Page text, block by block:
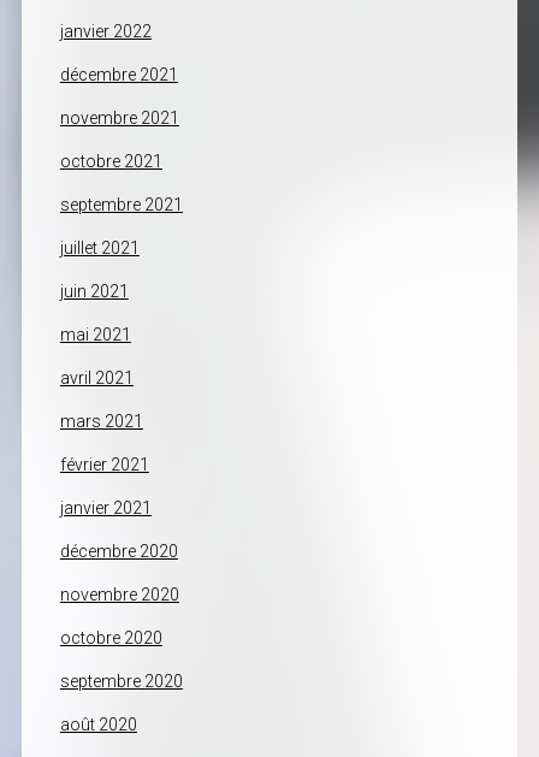
janvier 2022
décembre 2021
novembre 2021
octobre 2021
septembre 2021
juillet 2021
juin 2021
mai 2021
avril 2021
mars 2021
février 2021
janvier 2021
décembre 2020
novembre 2020
octobre 2020
septembre 2020
août 2020